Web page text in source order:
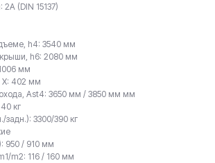
(DIN 15137)
h4: 3540 мм
h6: 2080 мм
мм
X: 402 мм
Ast4: 3650 мм / 3850 мм мм
кг
задн.): 3300/390 кг
950 / 910 мм
m2: 116 / 160 мм